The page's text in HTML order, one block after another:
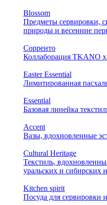
Blossom
Предметы сервировки,
природы и весенние
Сорренто
Коллаборация TKANO х
Easter Essential
Лимитированная
Essential
Базовая линейка
Accent
Вазы, вдохновленные
Cultural Heritage
Текстиль,
уральских и сибирских
Kitchen spirit
Посуда для сервировки